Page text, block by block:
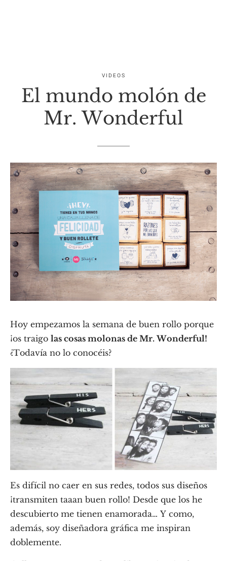
VIDEOS
El mundo molón de
Mr. Wonderful
Hoy empezamos la semana de buen rollo porque
¡os traigo las cosas molonas de Mr. Wonderful!
¿Todavía no lo conocéis?
Es difícil no caer en sus redes, todos sus diseños
¡transmiten taaan buen rollo! Desde que los he
descubierto me tienen enamorada… Y como,
además, soy diseñadora gráfica me inspiran
doblemente.